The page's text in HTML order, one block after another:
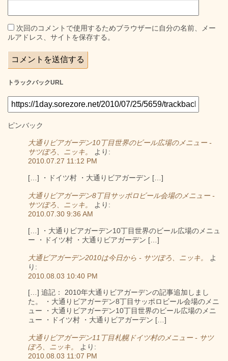
次回のコメントで使用するためブラウザーに自分の名前、メー
ルアドレス、サイトを保存する。
トラックバックURL
ピンバック
大通りビアガーデン10丁目世界のビール広場のメニュー -
サツぽろ、ニッキ。
より:
2010.07.27 11:12 PM
[…] ・ドイツ村 ・大通りビアガーデン […]
大通りビアガーデン8丁目サッポロビール会場のメニュー -
サツぽろ、ニッキ。
より:
2010.07.30 9:36 AM
[…] ・大通りビアガーデン10丁目世界のビール広場のメニュ
ー ・ドイツ村 ・大通りビアガーデン […]
大通ビアガーデン2010は今日から - サツぽろ、ニッキ。
よ
り:
2010.08.03 10:40 PM
[…] 追記： 2010年大通りビアガーデンの記事追加しまし
た。 ・大通りビアガーデン8丁目サッポロビール会場のメニ
ュー ・大通りビアガーデン10丁目世界のビール広場のメニ
ュー ・ドイツ村 ・大通りビアガーデン […]
大通りビアガーデン11丁目札幌ドイツ村のメニュー - サツ
ぽろ、ニッキ。
より:
2010.08.03 11:07 PM